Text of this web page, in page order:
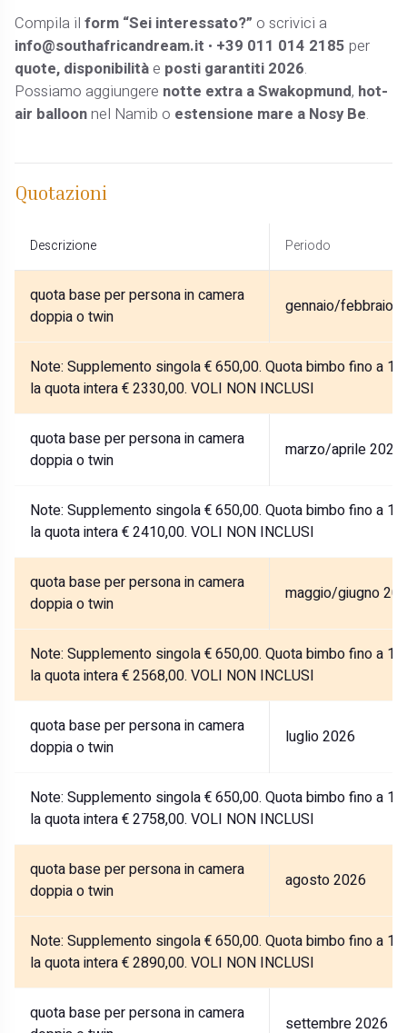
Compila ilform “Sei interessato?” o scrivici a
info@southafricandream.it • +39 011 014 2185 per
quote, disponibilitàe posti garantiti 2026.
Possiamo aggiungere notte extra a Swakopmund, hot-
air balloonnel Namib o estensione mare a Nosy Be.
Quotazioni
Descrizione Periodo
quota base per persona in camera
doppia o twin
gennaio/febbraio
Note: Supplemento singola € 650,00. Quota bimbo fino a
la quota intera € 2330,00. VOLI NON INCLUSI
quota base per persona in camera
doppia o twin
marzo/aprile 2026
Note: Supplemento singola € 650,00. Quota bimbo fino a
la quota intera € 2410,00. VOLI NON INCLUSI
quota base per persona in camera
doppia o twin
maggio/giugno
Note: Supplemento singola € 650,00. Quota bimbo fino a
la quota intera € 2568,00. VOLI NON INCLUSI
quota base per persona in camera
doppia o twin
luglio 2026
Note: Supplemento singola € 650,00. Quota bimbo fino a
la quota intera € 2758,00. VOLI NON INCLUSI
quota base per persona in camera
doppia o twin
agosto 2026
Note: Supplemento singola € 650,00. Quota bimbo fino a
la quota intera € 2890,00. VOLI NON INCLUSI
quota base per persona in camera
settembre 2026